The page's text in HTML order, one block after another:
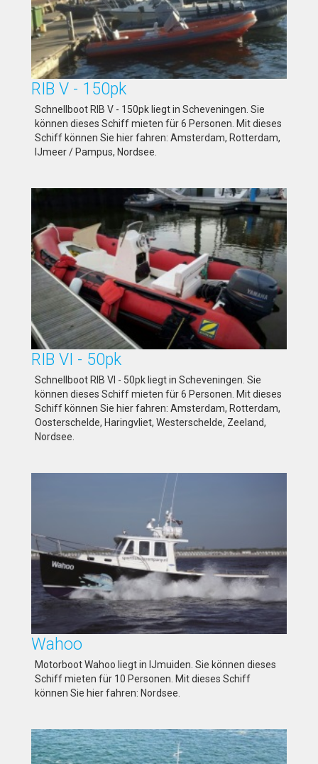
RIB V - 150pk
Schnellboot RIB V - 150pk liegt in Scheveningen. Sie
können dieses Schiff mieten für 6 Personen. Mit dieses
Schiff können Sie hier fahren: Amsterdam, Rotterdam,
IJmeer / Pampus, Nordsee.
RIB VI - 50pk
Schnellboot RIB VI - 50pk liegt in Scheveningen. Sie
können dieses Schiff mieten für 6 Personen. Mit dieses
Schiff können Sie hier fahren: Amsterdam, Rotterdam,
Oosterschelde, Haringvliet, Westerschelde, Zeeland,
Nordsee.
Wahoo
Motorboot Wahoo liegt in IJmuiden. Sie können dieses
Schiff mieten für 10 Personen. Mit dieses Schiff
können Sie hier fahren: Nordsee.